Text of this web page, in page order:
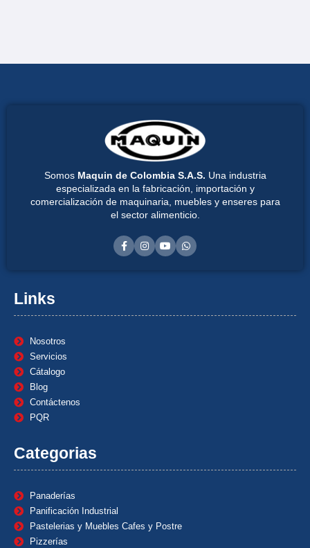
Somos Maquin de Colombia S.A.S. Una industria
especializada en la fabricación, importación y
comercialización de maquinaria, muebles y enseres para
el sector alimenticio.
Links
Nosotros
Servicios
Cátalogo
Blog
Contáctenos
PQR
Categorias
Panaderías
Panificación Industrial
Pastelerias y Muebles Cafes y Postre
Pizzerías